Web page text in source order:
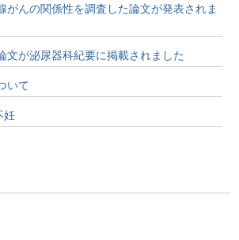
がんの関係性を調査した論文が発表されま
文が泌尿器科紀要に掲載されました
いて
妊